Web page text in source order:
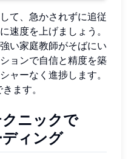
て、急かされずに追従
速度を上げましょう。
い家庭教師がそばにい
ョンで自信と精度を築
ャーなく進捗します。
きます。
ニックで
ィング